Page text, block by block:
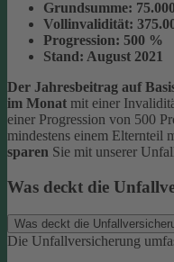
Grundsumme:
Vollinvalidität:
Progression: 500 %
Stand: August 2021
Der Jahresbeitrag auf
im Monat mit einer
einer Progression von 500
mindestens einem Elternteil
sparen Sie mit unserer
Was deckt die
Was deckt die
Die Unfallversicherung